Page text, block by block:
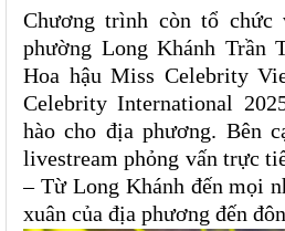
Chương trình còn tổ chức
phường Long Khánh Trần
Hoa hậu Miss Celebrity
Celebrity International
hào cho địa phương. Bên
livestream phỏng vấn trực
– Từ Long Khánh đến mọi
xuân của địa phương đến